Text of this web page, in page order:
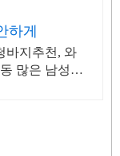
하게
바지추천, 와
많은 남성을